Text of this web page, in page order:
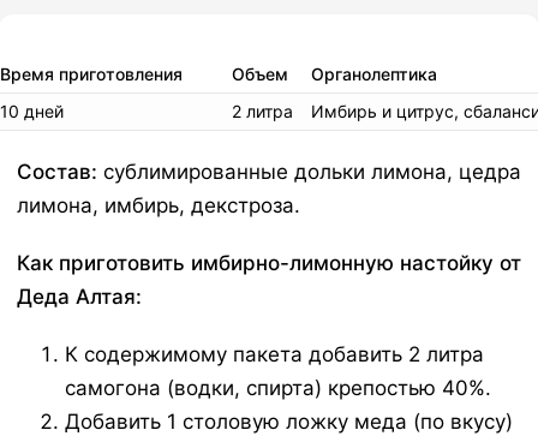
Время приготовления Объем
Органолептика
10 дней
2 литра Имбирь и цитрус,
Состав: сублимированные дольки лимона, цедра
лимона, имбирь, декстроза.
Как приготовить имбирно-лимонную настойку от
Деда Алтая:
К содержимому пакета добавить 2 литра
самогона (водки, спирта) крепостью 40%.
Добавить 1 столовую ложку меда (по вкусу)